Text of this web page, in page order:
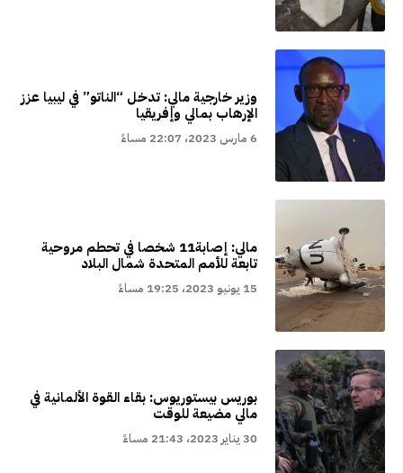
وزير خارجية مالي: تدخل “الناتو” في ليبيا عزز
الإرهاب بمالي وإفريقيا
6 مارس 2023، 22:07 مساءً
مالي: إصابة11 شخصا في تحطم مروحية
تابعة للأمم المتحدة شمال البلاد
15 يونيو 2023، 19:25 مساءً
بوريس بيستوريوس: بقاء القوة الألمانية في
مالي مضيعة للوقت
30 يناير 2023، 21:43 مساءً